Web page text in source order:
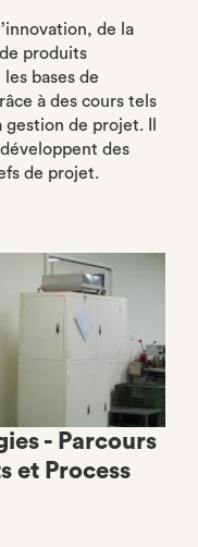
de la
produits
bases de
à des cours tels
de projet. Il
des
de projet.
- Parcours
et Process